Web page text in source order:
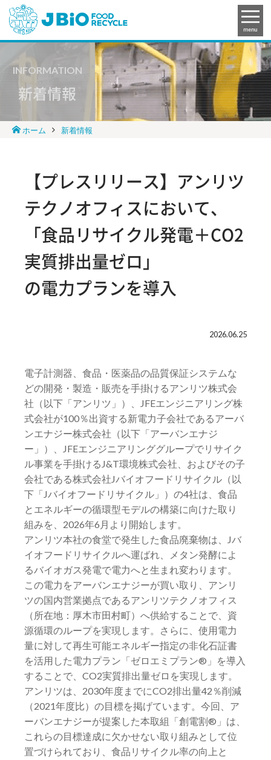
menu
INFORMATION
新着情報
ホーム 新着情報
【プレスリリース】アンリツ
テクノオフィスにおいて、
「食品リサイクル発電＋CO2
実質排出量ゼロ」
の電力プランを導入
2026.06.25
電子計測器、食品・医薬品の品質保証システムな
どの開発・製造・販売を手掛けるアンリツ株式会
社（以下「アンリツ」）、JFEエンジニアリング株
式会社が100％出資する新電力子会社であるアーバ
ンエナジー株式会社（以下「アーバンエナジ
ー」）、JFEエンジニアリンググループでリサイク
ル事業を手掛けるJ&T環境株式会社、およびその子
会社である株式会社Jバイオフードリサイクル（以
下「Jバイオフードリサイクル」）の4社は、食品
とエネルギーの循環型モデルの構築に向けた取り
組みを、2026年6月より開始します。
アンリツ本社の食堂で発生した食品廃棄物は、Jバ
イオフードリサイクルへ運ばれ、メタン発酵によ
るバイオガス発電で電力へと生まれ変わります。
この電力をアーバンエナジーが買い取り、アンリ
ツの国内営業拠点であるアンリツテクノオフィス
（所在地：厚木市田村町）へ供給することで、資
源循環のループを実現します。さらに、使用電力
量に対して再生可能エネルギー指定の非化石証書
を活用した電力プラン「ゼロエミプラン®」を導入
することで、CO2実質排出量ゼロを実現します。
アンリツは、2030年度までにCO2排出量42％削減
（2021年度比）の目標を掲げています。今回、ア
ーバンエナジーが提案した本取組「創電割®」は、
これらの目標達成に欠かせない取り組みとして位
置づけられており、食品リサイクル率の向上と